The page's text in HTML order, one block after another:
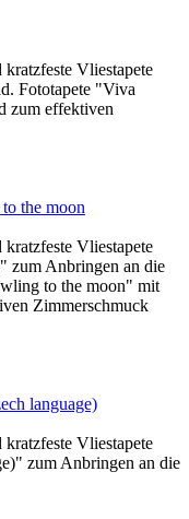
kratzfeste Vliestapete
Fototapete "Viva
zum effektiven
the moon
kratzfeste Vliestapete
zum Anbringen an die
to the moon" mit
Zimmerschmuck
language)
kratzfeste Vliestapete
zum Anbringen an die